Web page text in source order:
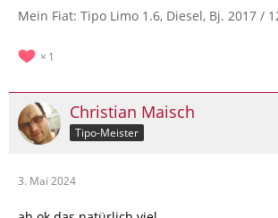
Mein Fiat: Tipo Limo 1.6, Diesel, Bj. 2017 /
1
Christian Maisch
Tipo-Meister
3. Mai 2024